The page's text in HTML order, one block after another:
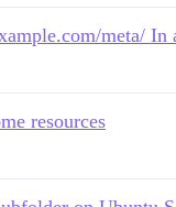
meta/ In
resources